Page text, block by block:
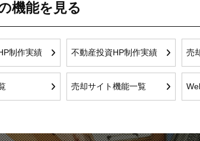
機能を見る
制作実績 不動産投資HP制作実績 売
売却サイト機能一覧